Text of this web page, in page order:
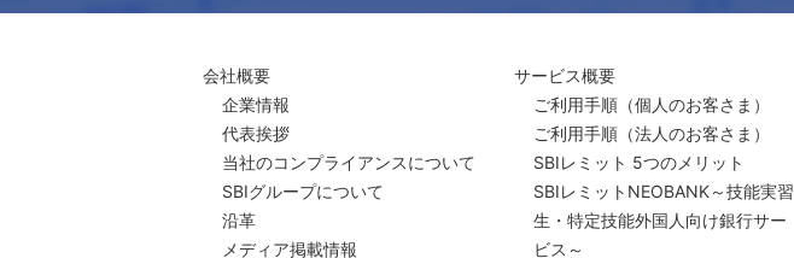
会社概要
企業情報
代表挨拶
当社のコンプライアンスについて
SBIグループについて
沿革
メディア掲載情報
サービス概要
ご利用手順 （個人のお客さま）
ご利用手順 （法人のお客さま）
SBIレミット 5つのメリット
SBIレミットNEOBANK～技能実習
生・特定技能外国人向け銀行サー
ビス～